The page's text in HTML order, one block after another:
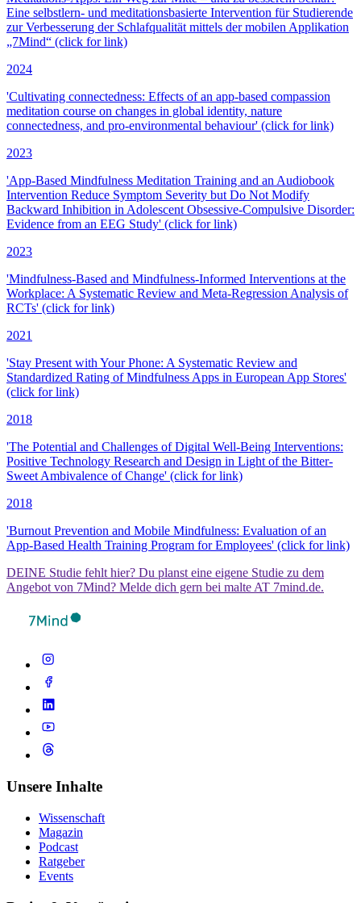
Eine selbstlern- und meditationsbasierte Intervention für Studierende
zur Verbesserung der Schlafqualität mittels der mobilen Applikation
„7Mind“ (click for link)
2024
'Cultivating connectedness: Effects of an app-based compassion
meditation course on changes in global identity, nature
connectedness, and pro-environmental behaviour' (click for link)
2023
'App-Based Mindfulness Meditation Training and an Audiobook
Intervention Reduce Symptom Severity but Do Not Modify
Backward Inhibition in Adolescent Obsessive-Compulsive Disorder:
Evidence from an EEG Study' (click for link)
2023
'Mindfulness-Based and Mindfulness-Informed Interventions at the
Workplace: A Systematic Review and Meta-Regression Analysis of
RCTs' (click for link)
2021
'Stay Present with Your Phone: A Systematic Review and
Standardized Rating of Mindfulness Apps in European App Stores'
(click for link)
2018
'The Potential and Challenges of Digital Well-Being Interventions:
Positive Technology Research and Design in Light of the Bitter-
Sweet Ambivalence of Change' (click for link)
2018
'Burnout Prevention and Mobile Mindfulness: Evaluation of an
App-Based Health Training Program for Employees' (click for link)
DEINE Studie fehlt hier? Du planst eine eigene Studie zu dem
Angebot von 7Mind? Melde dich gern bei malte AT 7mind.de.
Unsere Inhalte
Wissenschaft
Magazin
Podcast
Ratgeber
Events